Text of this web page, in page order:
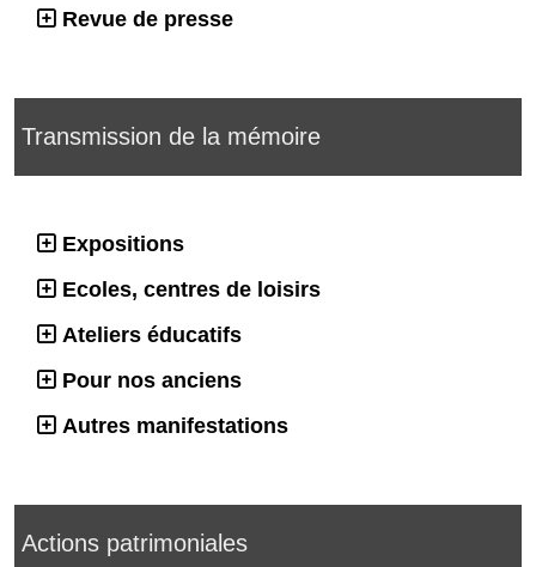
Revue de presse
Transmission de la mémoire
Expositions
Ecoles, centres de loisirs
Ateliers éducatifs
Pour nos anciens
Autres manifestations
Actions patrimoniales